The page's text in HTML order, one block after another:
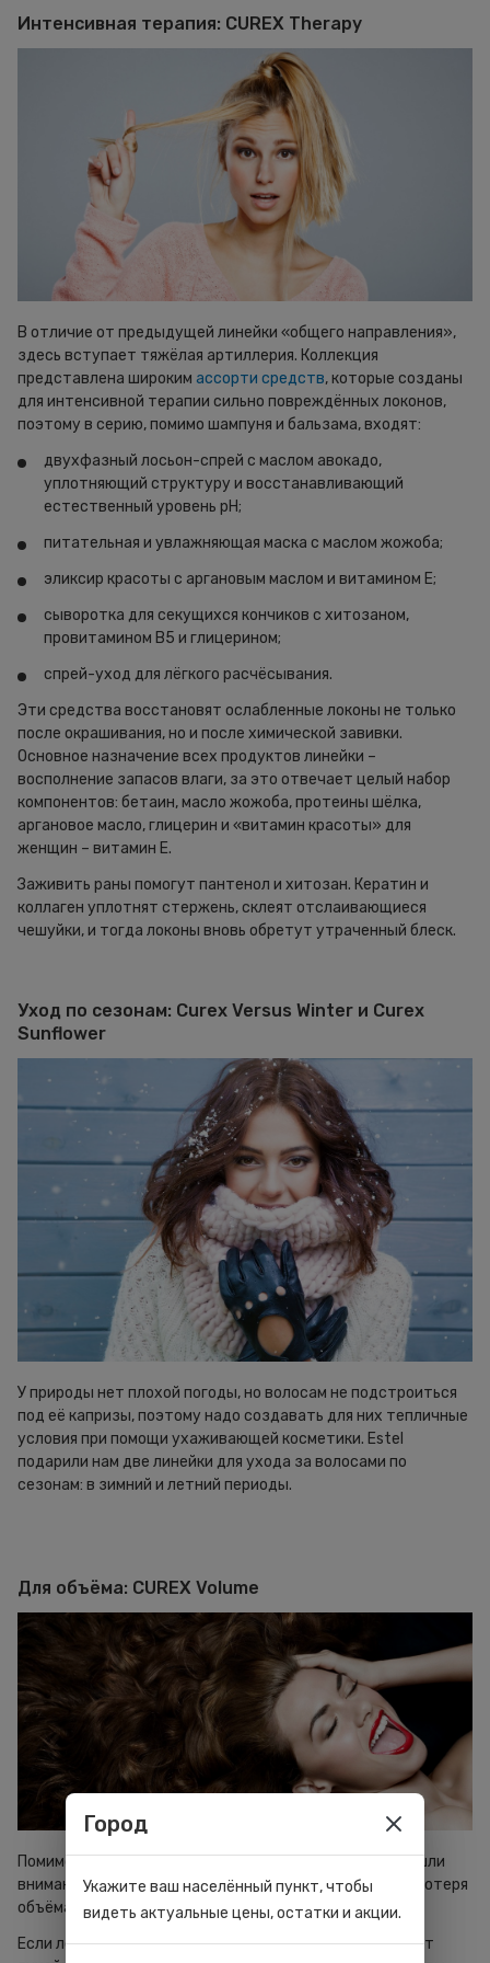
Интенсивная терапия: CUREX Therapy
В отличие от предыдущей линейки «общего направления»,
здесь вступает тяжёлая артиллерия. Коллекция
представлена широким ассорти средств, которые созданы
для интенсивной терапии сильно повреждённых локонов,
поэтому в серию, помимо шампуня и бальзама, входят:
двухфазный лосьон-спрей с маслом авокадо,
уплотняющий структуру и восстанавливающий
естественный уровень pH;
питательная и увлажняющая маска с маслом жожоба;
эликсир красоты с аргановым маслом и витамином Е;
сыворотка для секущихся кончиков с хитозаном,
провитамином В5 и глицерином;
спрей-уход для лёгкого расчёсывания.
Эти средства восстановят ослабленные локоны не только
после окрашивания, но и после химической завивки.
Основное назначение всех продуктов линейки –
восполнение запасов влаги, за это отвечает целый набор
компонентов: бетаин, масло жожоба, протеины шёлка,
аргановое масло, глицерин и «витамин красоты» для
женщин – витамин Е.
Заживить раны помогут пантенол и хитозан. Кератин и
коллаген уплотнят стержень, склеят отслаивающиеся
чешуйки, и тогда локоны вновь обретут утраченный блеск.
Уход по сезонам: Curex Versus Winter и Curex
Sunflower
У природы нет плохой погоды, но волосам не подстроиться
под её капризы, поэтому надо создавать для них тепличные
условия при помощи ухаживающей косметики. Estel
подарили нам две линейки для ухода за волосами по
сезонам: в зимний и летний периоды.
Для объёма: CUREX Volume
Помимо сезонных трудностей, производители не обошли
вниманием распространённые проблемы. Во-первых, потеря
объёма.
Если локоны отяжелели и утратили пышность, поможет
Город
Укажите ваш населённый пункт, чтобы
видеть актуальные цены, остатки и акции.